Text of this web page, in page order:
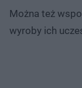
Można też
wyroby ich